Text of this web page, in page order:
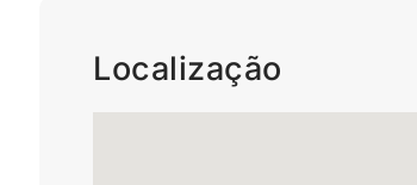
Localização